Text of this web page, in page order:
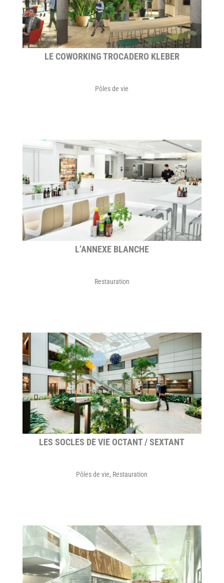
LE COWORKING TROCADERO KLEBER
Pôles de vie
L’ANNEXE BLANCHE
Restauration
LES SOCLES DE VIE OCTANT / SEXTANT
Pôles de vie, Restauration